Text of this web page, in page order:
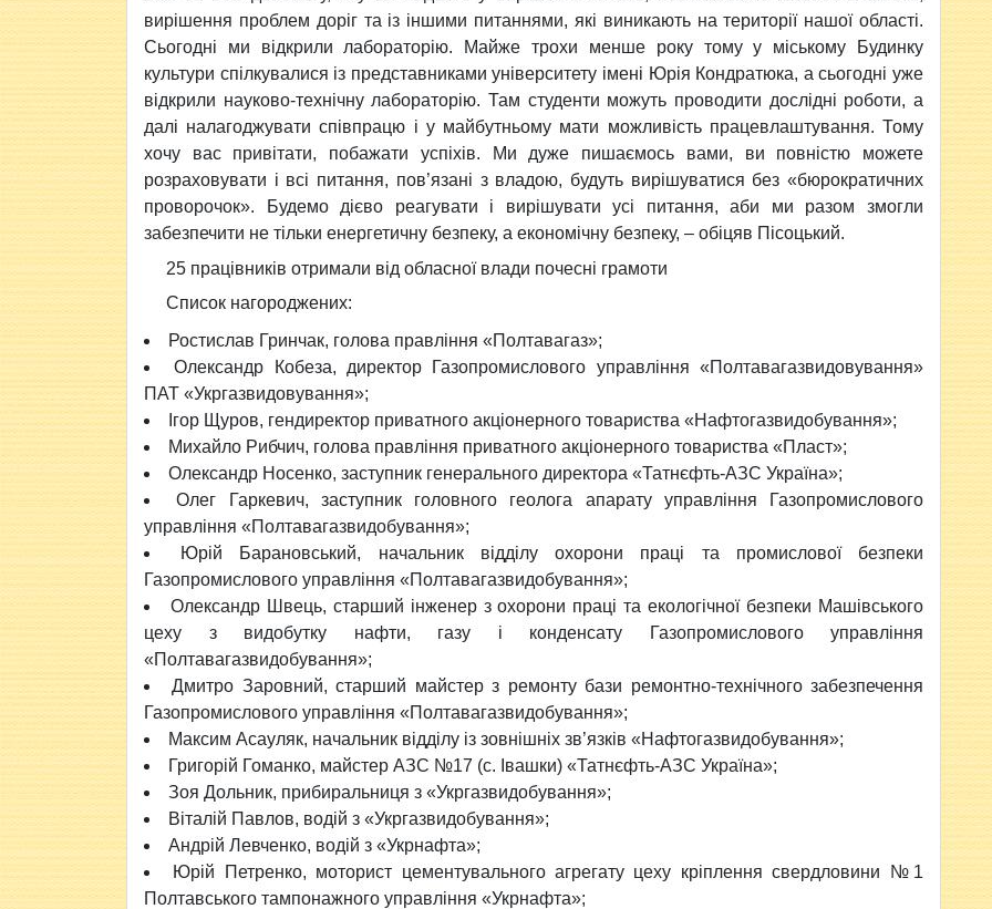
вирішення проблем доріг та із іншими питаннями, які виникають на території нашої області.
Сьогодні ми відкрили лабораторію. Майже трохи менше року тому у міському Будинку
культури спілкувалися із представниками університету імені Юрія Кондратюка, а сьогодні уже
відкрили науково-технічну лабораторію. Там студенти можуть проводити дослідні роботи, а
далі налагоджувати співпрацю і у майбутньому мати можливість працевлаштування. Тому
хочу вас привітати, побажати успіхів. Ми дуже пишаємось вами, ви повністю можете
розраховувати і всі питання, пов’язані з владою, будуть вирішуватися без «бюрократичних
проворочок». Будемо дієво реагувати і вирішувати усі питання, аби ми разом змогли
забезпечити не тільки енергетичну безпеку, а економічну безпеку, – обіцяв Пісоцький.
25 працівників отримали від обласної влади почесні грамоти
Список нагороджених:
Ростислав Гринчак, голова правління «Полтавагаз»;
Олександр Кобеза, директор Газопромислового управління «Полтавагазвидовування»
ПАТ «Укргазвидовування»;
Ігор Щуров, гендиректор приватного акціонерного товариства «Нафтогазвидобування»;
Михайло Рибчич, голова правління приватного акціонерного товариства «Пласт»;
Олександр Носенко, заступник генерального директора «Татнєфть-АЗС Україна»;
Олег Гаркевич, заступник головного геолога апарату управління Газопромислового
управління «Полтавагазвидобування»;
Юрій Барановський, начальник відділу охорони праці та промислової безпеки
Газопромислового управління «Полтавагазвидобування»;
Олександр Швець, старший інженер з охорони праці та екологічної безпеки Машівського
цеху з видобутку нафти, газу і конденсату Газопромислового управління
«Полтавагазвидобування»;
Дмитро Заровний, старший майстер з ремонту бази ремонтно-технічного забезпечення
Газопромислового управління «Полтавагазвидобування»;
Максим Асауляк, начальник відділу із зовнішніх зв’язків «Нафтогазвидобування»;
Григорій Гоманко, майстер АЗС №17 (с. Івашки) «Татнєфть-АЗС Україна»;
Зоя Дольник, прибиральниця з «Укргазвидобування»;
Віталій Павлов, водій з «Укргазвидобування»;
Андрій Левченко, водій з «Укрнафта»;
Юрій Петренко, моторист цементувального агрегату цеху кріплення свердловини №1
Полтавського тампонажного управління «Укрнафта»;